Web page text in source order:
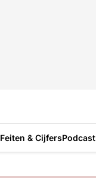
Feiten & CijfersPodcast